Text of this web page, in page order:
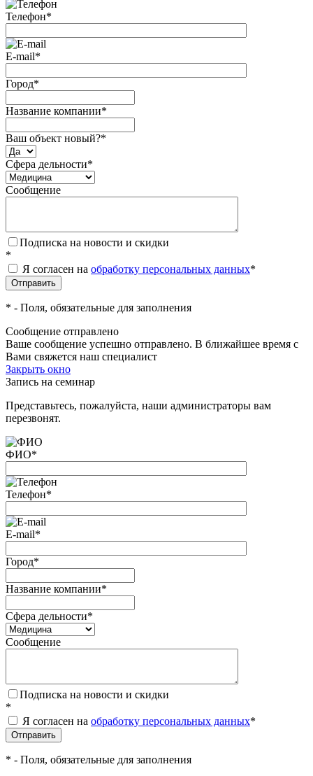
Телефон*
E-mail*
Город*
Название компании*
Ваш объект новый?*
Сфера дельности*
Сообщение
Подписка на новости и скидки
*
Я согласен на обработку персональных данных*
* - Поля, обязательные для заполнения
Сообщение отправлено
Ваше сообщение успешно отправлено. В ближайшее время с
Вами свяжется наш специалист
Закрыть окно
Запись на семинар
Представьтесь, пожалуйста, наши администраторы вам
перезвонят.
ФИО*
Телефон*
E-mail*
Город*
Название компании*
Сфера дельности*
Сообщение
Подписка на новости и скидки
*
Я согласен на обработку персональных данных*
* - Поля, обязательные для заполнения